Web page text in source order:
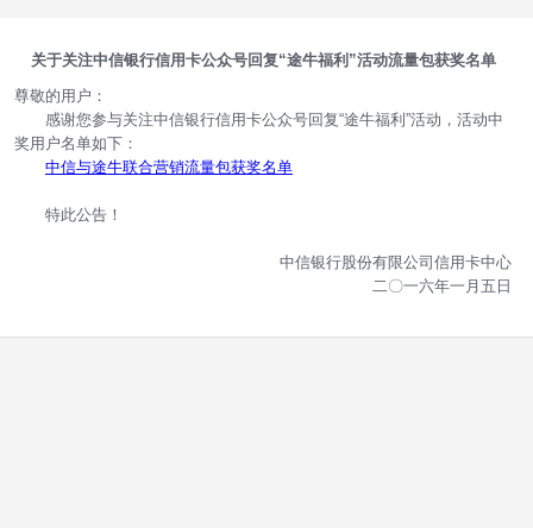
关于关注中信银行信用卡公众号回复“途牛福利”活动流量包获奖名单
尊敬的用户：
感谢您参与关注中信银行信用卡公众号回复“途牛福利”活动，活动中
奖用户名单如下：
中信与途牛联合营销流量包获奖名单
特此公告！
中信银行股份有限公司信用卡中心
二〇一六年一月五日